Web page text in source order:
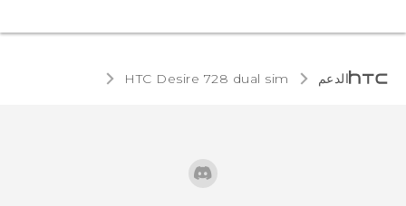
الدعم HTC Desire 728 dual sim‎